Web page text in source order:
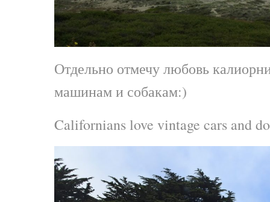
Отдельно отмечу любовь
машинам и собакам:)
Californians love vintage cars and